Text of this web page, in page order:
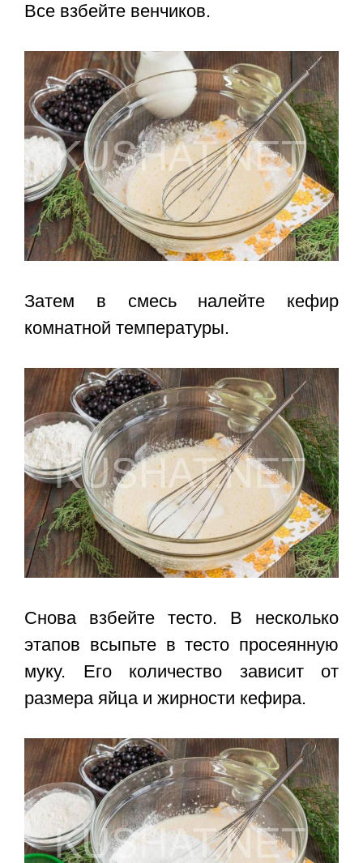
Все взбейте венчиков.
Затем в смесь налейте кефир
комнатной температуры.
Снова взбейте тесто. В несколько
этапов всыпьте в тесто просеянную
муку. Его количество зависит от
размера яйца и жирности кефира.